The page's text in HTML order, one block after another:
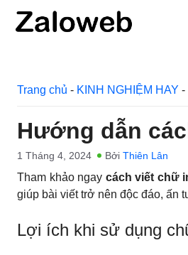
Trang chủ - KINH NGHIỆM HAY -
Hướng dẫn
1 Tháng 4, 2024 Bởi Thiên Lân
Tham khảo ngay cách viết chữ
giúp bài viết trở nên độc đáo, ấn
Lợi ích khi sử dụng